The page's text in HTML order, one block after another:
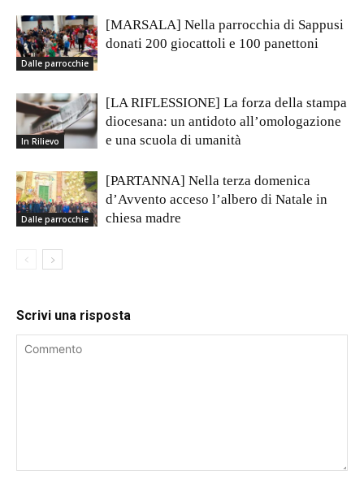
Dalle parrocchie
[MARSALA] Nella parrocchia di Sappusi
donati 200 giocattoli e 100 panettoni
In Rilievo
[LA RIFLESSIONE] La forza della stampa
diocesana: un antidoto all’omologazione
e una scuola di umanità
Dalle parrocchie
[PARTANNA] Nella terza domenica
d’Avvento acceso l’albero di Natale in
chiesa madre
Scrivi una risposta